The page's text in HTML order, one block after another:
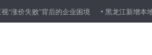
“涨价失败”背后的企业困境 黑龙江新增本地